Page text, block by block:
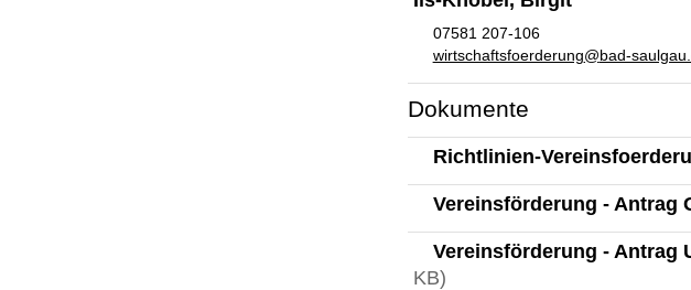
07581 207-106
wirtschaftsfoerderung@bad-
Dokumente
Richtlinien-
Vereinsförderung - Antrag
Vereinsförderung - Antrag
KB)